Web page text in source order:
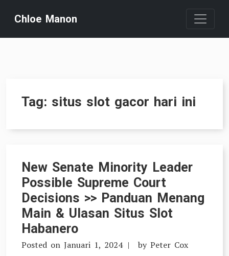
content
Chloe Manon
Tag: situs slot gacor hari ini
New Senate Minority Leader
Possible Supreme Court
Decisions >> Panduan Menang
Main & Ulasan Situs Slot
Habanero
Posted on Januari 1, 2024 by Peter Cox